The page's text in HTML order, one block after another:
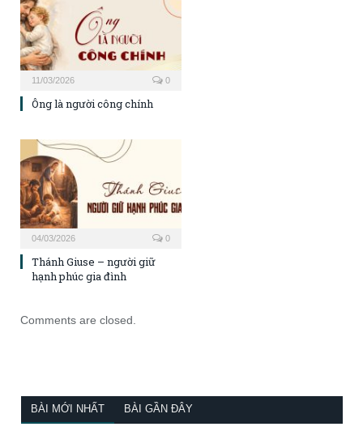
11/03/2026 0
Ông là người công chính
04/03/2026 0
Thánh Giuse – người giữ
hạnh phúc gia đình
Comments are closed.
BÀI MỚI NHẤT BÀI GẦN ĐÂY